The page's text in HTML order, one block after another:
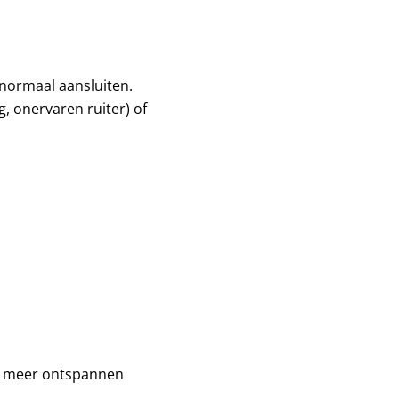
aansluiten.
onervaren ruiter) of
ontspannen